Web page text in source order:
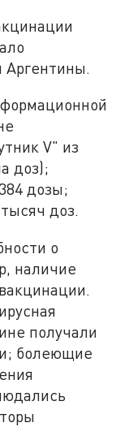
Аргентины.
V" из
доз);
дозы;
доз.
о
наличие
получали
болеющие